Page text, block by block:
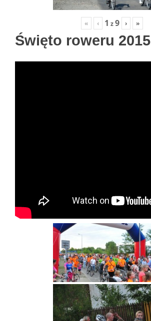
« ‹ 1 z9 › »
Święto roweru 2015